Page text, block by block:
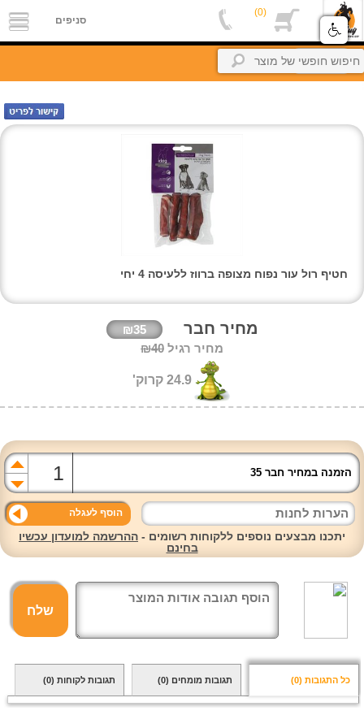
סניפים
אודות
אלפון
קשר
זיכיון
כניסה
(0)
סניפים
חזרה
חטיף רול עור נפוח מצופה ברווז ללעיסה 4 יחי
מחיר חבר
₪35
מחיר רגיל ₪40
24.9 קרוק'
הזמנה במחיר חבר 35
הוסף לעגלה
יתכנו מבצעים נוספים ללקוחות רשומים - ההרשמה למועדון עכשיו
בחינם
שלח
כל התגובות (0) תגובות מומחים (0) תגובות לקוחות (0)